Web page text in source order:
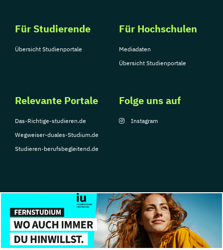
Für Studierende
Übersicht Studienportale
Für Hochschulen
Mediadaten
Übersicht Studienportale
Relevante Portale
Das-Richtige-studieren.de
Wegweiser-duales-Studium.de
Studieren-berufsbegleitend.de
Folge uns auf
Instagram
© Copyright 2026, TarGroup Media GmbH
Impressum
Datenschutzerklärung Nutzungsbedingungen